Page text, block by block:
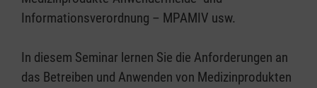
Informationsverordnung – MPAMIV usw.
In diesem Seminar lernen Sie die Anforderungen an
das Betreiben und Anwenden von Medizinprodukten